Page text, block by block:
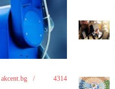
akcent.bg / 4314